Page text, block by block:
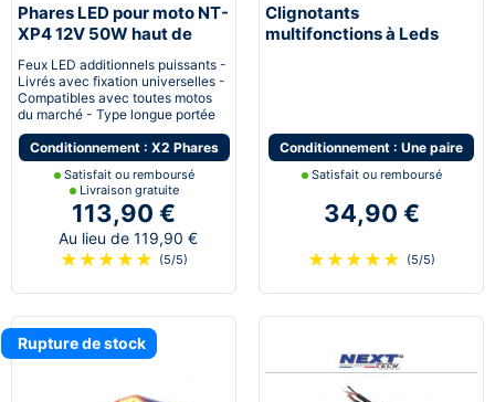
Phares LED pour moto NT-
XP4 12V 50W haut de
Feux LED additionnels puissants -
Livrés avec fixation universelles -
Compatibles avec toutes motos
du marché - Type longue portée
Conditionnement : X2 Phares
Satisfait ou remboursé
Livraison gratuite
113,90 €
Au lieu de 119,90 €
★ ★ ★ ★ ★ (5/5)
Clignotants
multifonctions à Leds
Conditionnement : Une paire
Satisfait ou remboursé
34,90 €
★ ★ ★ ★ ★ (5/5)
Rupture de stock